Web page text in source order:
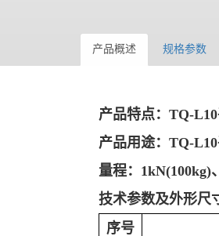
产品概述 规格参数
产品特点：TQ-
产品用途：TQ-
量程：1kN(100kg)
技术参数及外形尺
序号